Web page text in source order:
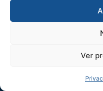
dados serão tratados de forma segura e
Ver